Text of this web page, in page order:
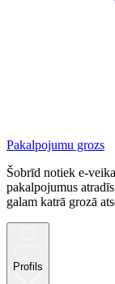
Pakalpojumu grozs
Šobrīd notiek e-
pakalpojumus
galam katrā grozā
Profils